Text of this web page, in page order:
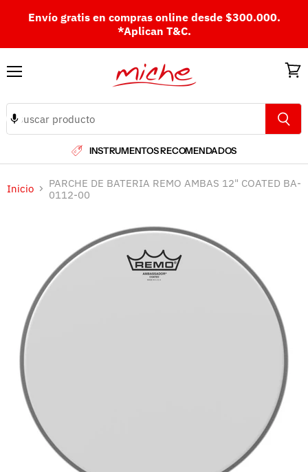
Envío gratis en compras online desde $300.000.
*Aplican T&C.
INSTRUMENTOS RECOMENDADOS
Inicio
PARCHE DE BATERIA REMO AMBAS 12" COATED BA-
0112-00